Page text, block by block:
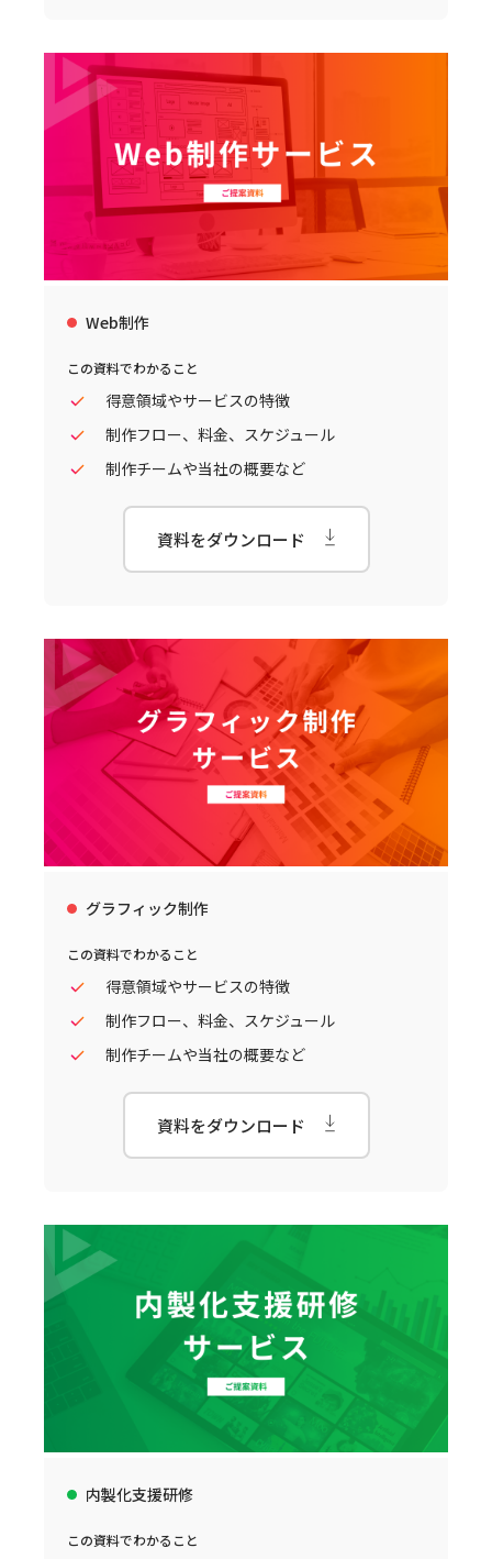
Web制作
この資料でわかること
得意領域やサービスの特徴
制作フロー、料金、スケジュール
制作チームや当社の概要など
資料をダウンロード
グラフィック制作
この資料でわかること
得意領域やサービスの特徴
制作フロー、料金、スケジュール
制作チームや当社の概要など
資料をダウンロード
内製化支援研修
この資料でわかること